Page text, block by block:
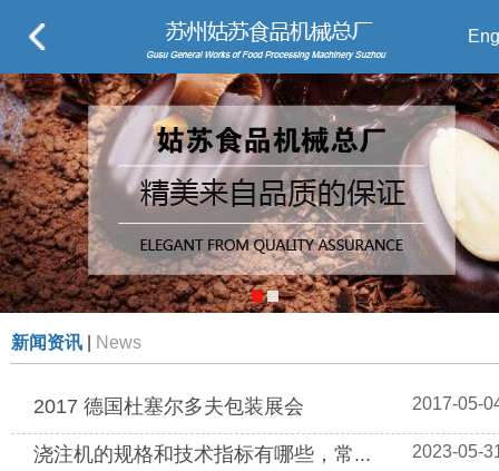
新闻资讯 News
2017-05-
2017 德国杜塞尔多夫包装展会
2023-05-
浇注机的规格和技术指标有哪些，常...